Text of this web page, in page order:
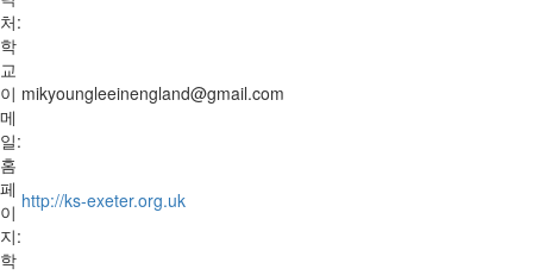
처:
학
교
이
메
일:
mikyoungleeinengland@gmail.com
홈
페
이
지:
http://ks-exeter.org.uk
학